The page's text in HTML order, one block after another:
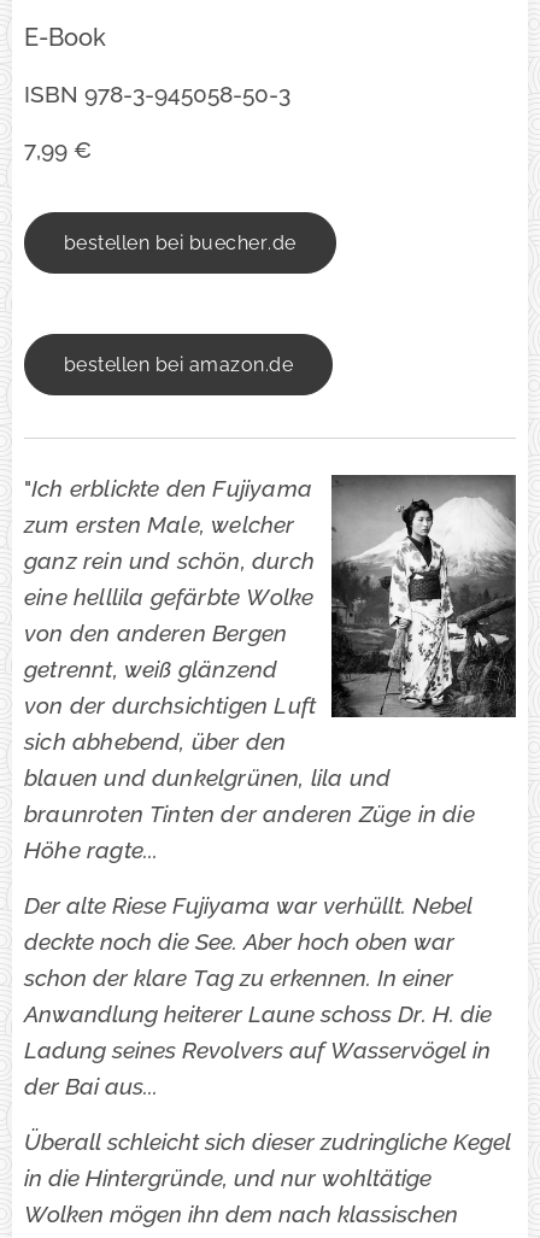
E-Book
ISBN 978-3-945058-50-3
7,99 €
bestellen bei buecher.de
bestellen bei amazon.de
"Ich erblickte den Fujiyama
zum ersten Male, welcher
ganz rein und schön, durch
eine helllila gefärbte Wolke
von den anderen Bergen
getrennt, weiß glänzend
von der durchsichtigen Luft
sich abhebend, über den
blauen und dunkelgrünen, lila und
braunroten Tinten der anderen Züge in die
Höhe ragte...
Der alte Riese Fujiyama war verhüllt. Nebel
deckte noch die See. Aber hoch oben war
schon der klare Tag zu erkennen. In einer
Anwandlung heiterer Laune schoss Dr. H. die
Ladung seines Revolvers auf Wasservögel in
der Bai aus...
Überall schleicht sich dieser zudringliche Kegel
in die Hintergründe, und nur wohltätige
Wolken mögen ihn dem nach klassischen